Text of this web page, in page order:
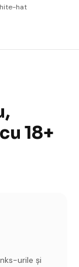
hat
18+
urile și